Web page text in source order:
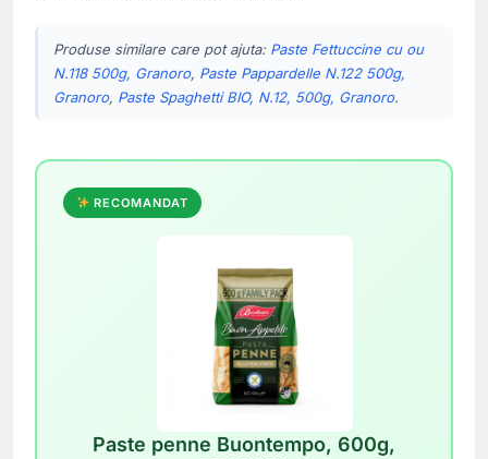
Produse similare care pot ajuta: Paste Fettuccine cu ou
N.118 500g, Granoro, Paste Pappardelle N.122 500g,
Granoro, Paste Spaghetti BIO, N.12, 500g, Granoro.
RECOMANDAT
Paste penne Buontempo, 600g,